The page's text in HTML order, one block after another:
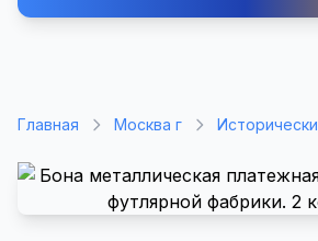
Главная Москва г